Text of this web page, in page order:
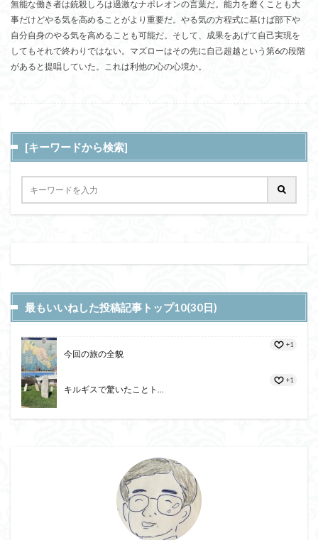
無能な働き者は銃殺しろは過激なナポレオンの言葉だ。能力を磨くことも大
事だけどやる気を高めることがより重要だ。やる気の方程式に基けば部下や
自分自身のやる気を高めることも可能だ。そして、成果をあげて自己実現を
してもそれで終わりではない。マズローはその先に自己超越という第6の段階
があると提唱していた。これは利他の心の心境か。
[キーワードから検索]
最もいいねした投稿記事トップ10(30日)
今回の旅の全貌
+1
キルギスで驚いたことト...
+1